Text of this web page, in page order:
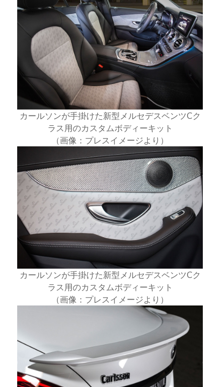
カールソンが手掛けた新型メルセデスベンツCク
ラス用のカスタムボディーキット
（画像：プレスイメージより）
カールソンが手掛けた新型メルセデスベンツCク
ラス用のカスタムボディーキット
（画像：プレスイメージより）